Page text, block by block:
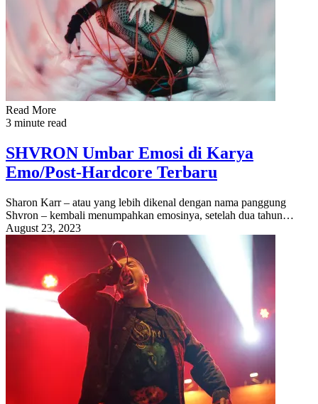
Read More
3 minute read
SHVRON Umbar Emosi di Karya
Emo/Post-Hardcore Terbaru
Sharon Karr – atau yang lebih dikenal dengan nama panggung
Shvron – kembali menumpahkan emosinya, setelah dua tahun…
August 23, 2023